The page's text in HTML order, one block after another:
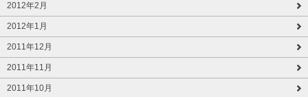
2012年2月
2012年1月
2011年12月
2011年11月
2011年10月